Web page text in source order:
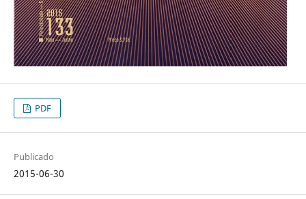
PDF
Publicado
2015-06-30